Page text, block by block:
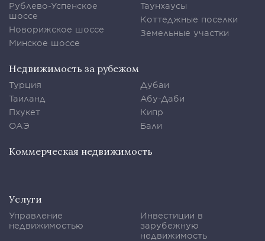
Рублево-Успенское
шоссе
Новорижское шоссе
Минское шоссе
Таунхаусы
Коттеджные поселки
Земельные участки
Недвижимость за рубежом
Турция
Таиланд
Пхукет
ОАЭ
Дубаи
Абу-Даби
Кипр
Бали
Коммерческая недвижимость
Услуги
Управление
недвижимостью
Инвестиции в
зарубежную
недвижимость